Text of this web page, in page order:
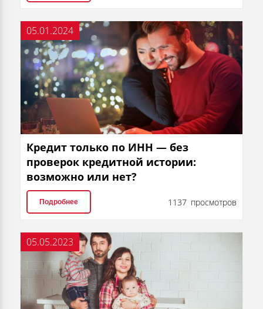
05.01.2024
Кредит только по ИНН — без
проверок кредитной истории:
возможно или нет?
Подробнее 1137 просмотров
05.05.2023